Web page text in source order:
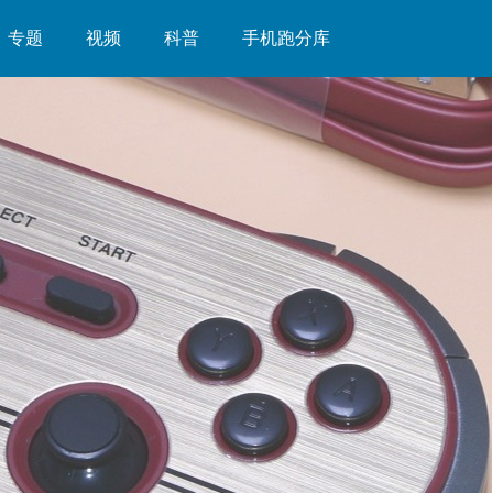
专题 视频 科普 手机跑分库